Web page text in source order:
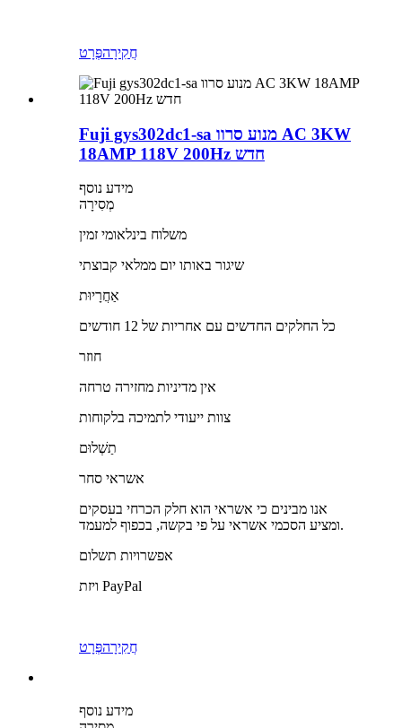
חֲקִירָהפְּרָט
Fuji gys302dc1-sa מנוע סרוו AC 3KW
18AMP 118V 200Hz חדש
מידע נוסף
מְסִירָה
משלוח בינלאומי זמין
שיגור באותו יום ממלאי קבוצתי
אַחֲרָיוּת
כל החלקים החדשים עם אחריות של 12 חודשים
חוזר
אין מדיניות מחזירה טרחה
צוות ייעודי לתמיכה בלקוחות
תַשְׁלוּם
אשראי סחר
אנו מבינים כי אשראי הוא חלק הכרחי בעסקים
ומציע הסכמי אשראי על פי בקשה, בכפוף למעמד.
אפשרויות תשלום
ויזת PayPal
חֲקִירָהפְּרָט
מידע נוסף